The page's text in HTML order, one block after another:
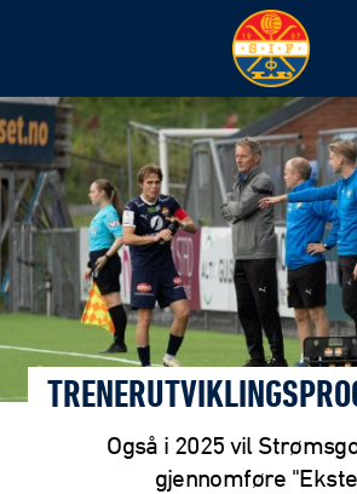
Også i 2025 vil
gjennomføre